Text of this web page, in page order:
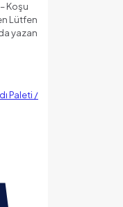
Koşu
Lütfen
yazan